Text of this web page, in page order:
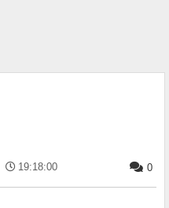
19:18:00 0